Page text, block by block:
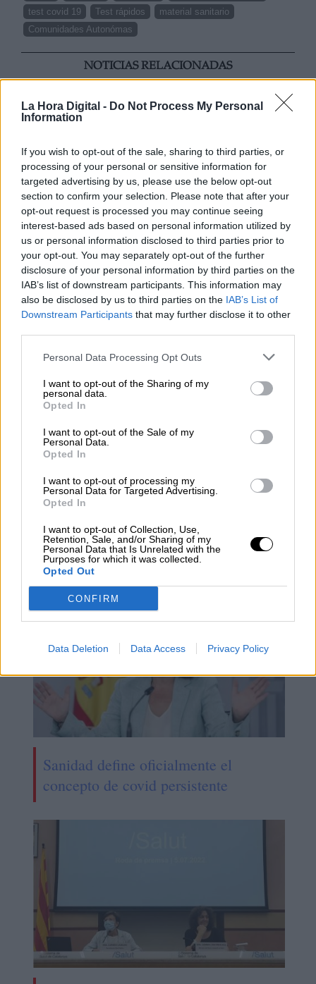
La Hora Digital - Do Not Process My Personal
Information
If you wish to opt-out of the sale, sharing to third parties, or
processing of your personal or sensitive information for
targeted advertising by us, please use the below opt-out
section to confirm your selection. Please note that after your
opt-out request is processed you may continue seeing
interest-based ads based on personal information utilized by
us or personal information disclosed to third parties prior to
your opt-out. You may separately opt-out of the further
disclosure of your personal information by third parties on the
IAB’s list of downstream participants. This information may
also be disclosed by us to third parties on the IAB’s List of
Downstream Participants that may further disclose it to other
Personal Data Processing Opt Outs
I want to opt-out of the Sharing of my
personal data.
Opted In
I want to opt-out of the Sale of my
Personal Data.
Opted In
I want to opt-out of processing my
Personal Data for Targeted Advertising.
Opted In
I want to opt-out of Collection, Use,
Retention, Sale, and/or Sharing of my
Personal Data that Is Unrelated with the
Purposes for which it was collected.
Opted Out
CONFIRM
Data Deletion Data Access Privacy Policy
test covid 19 Test rápidos
material sanitario
Comunidades Autonómas
NOTICIAS RELACIONADAS
"Los independentistas son
insaciables, en algún momento habra
que decir hasta aquí"
Carles Ruiz: "La capacidad de
innovación es la clave para poder
afrontar los retos del futuro"
Sanidad define oficialmente el
concepto de covid persistente